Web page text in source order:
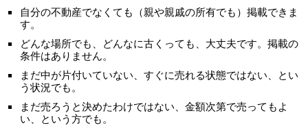
自分の不動産でなくても（親や親戚の所有でも）掲載できま
す。
どんな場所でも、どんなに古くっても、大丈夫です。掲載の
条件はありません。
まだ中が片付いていない、すぐに売れる状態ではない、とい
う状況でも。
まだ売ろうと決めたわけではない、金額次第で売ってもよ
い、という方でも。